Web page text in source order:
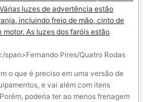
span>Fernando Pires/Quatro Rodas
o que é preciso em uma versão de
e vai além com itens
poderia ter ao menos frenagem